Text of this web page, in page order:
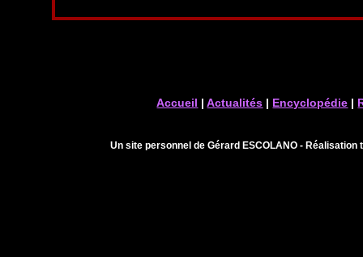
Accueil |Actualités | Encyclopédie |
Un site personnel de Gérard ESCOLANO -